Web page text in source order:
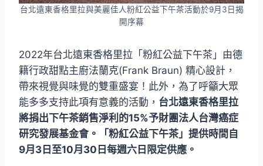
台北遠東香格里拉與美麗佳人粉紅公益下午茶活動於9月3日揭
開序幕
2022年台北遠東香格里拉「粉紅公益下午茶」由德
籍行政甜點主廚法蘭克(Frank Braun) 精心設計，
帶來視覺與味覺的雙重盛宴！此外，為了呼籲大眾
能多多支持此項有意義的活動， 台北遠東香格里拉
將捐出下午茶銷售淨利的15%予財團法人台灣癌症
研究發展基金會。「粉紅公益下午茶」提供時間自
9月3日至10月30日每週六日限定供應。